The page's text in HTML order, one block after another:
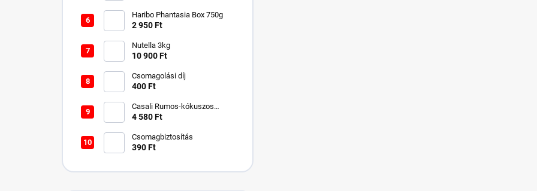
Haribo Phantasia Box 750g
2 950 Ft
Nutella 3kg
10 900 Ft
Csomagolási díj
400 Ft
Casali Rumos-kókuszos
csokigolyó 750 g
4 580 Ft
Csomagbiztosítás
390 Ft